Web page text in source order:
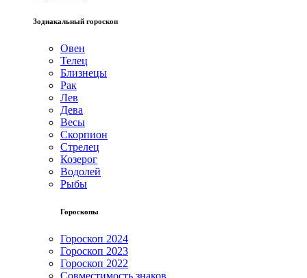
Зодиакальный гороскоп
Овен
Телец
Близнецы
Рак
Лев
Дева
Весы
Скорпион
Стрелец
Козерог
Водолей
Рыбы
Гороскопы
Гороскоп 2024
Гороскоп 2023
Гороскоп 2022
Совместимость знаков